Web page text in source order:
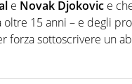
e Novak Djokovic e
15 anni – e degli
forza sottoscrivere un